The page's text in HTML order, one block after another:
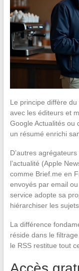
Le principe diffère
avec les éditeurs et
Google Actualités ou
un résumé enrichi
D’autres
l’actualité (Apple
comme Brief.me en
envoyés par email
service adopte sa
hiérarchiser les sujets.
La différence
réside dans le
le RSS restitue tout